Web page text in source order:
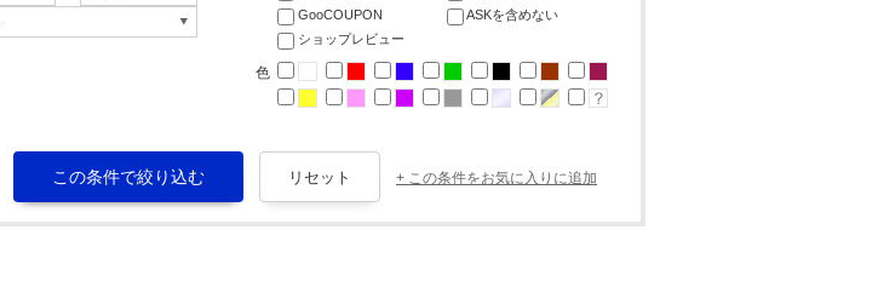
GooCOUPON
ASKを含めない
ショップレビュー
色
+ この条件をお気に入りに追加